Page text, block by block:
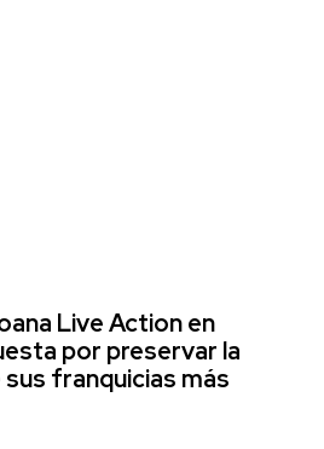
Live Action en
por preservar la
sus franquicias más